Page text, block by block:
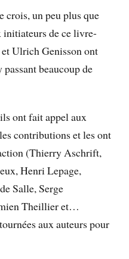
crois, un peu plus que
initiateurs de ce livre-
et Ulrich Genisson ont
beaucoup de
ont fait appel aux
contributions et les ont
(Thierry Aschrift,
Henri Lepage,
Salle, Serge
Theillier et…
aux auteurs pour